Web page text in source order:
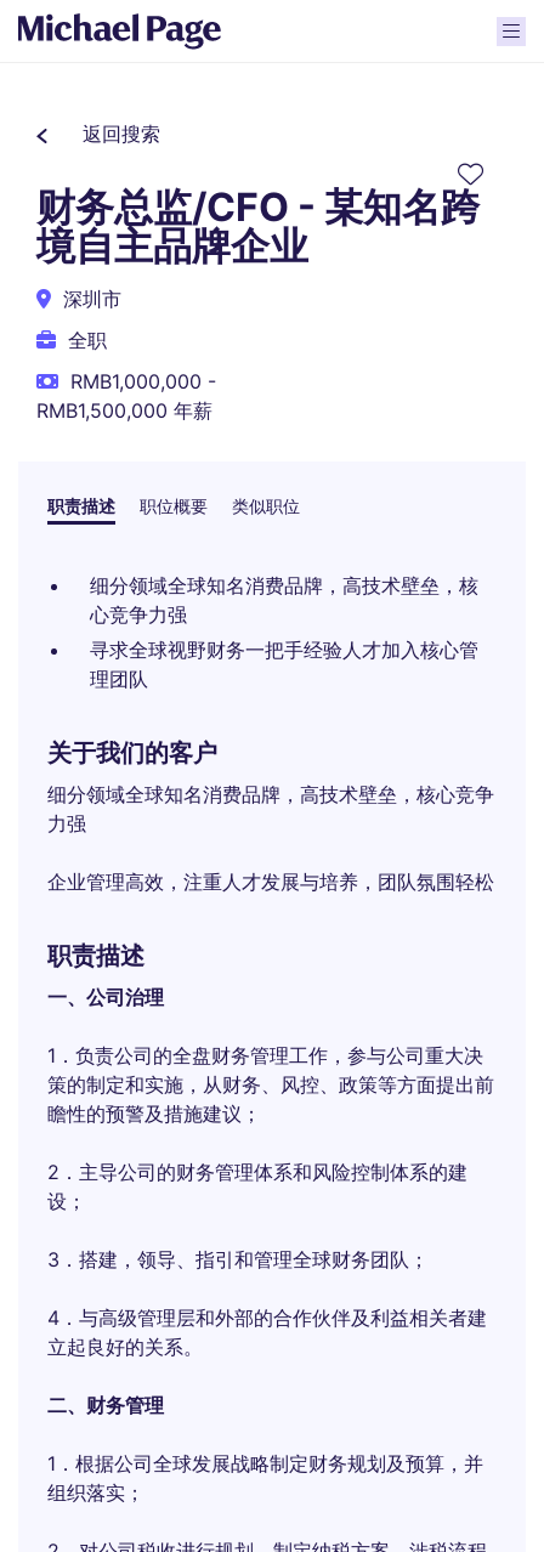
返回搜索
财务总监/CFO - 某知名跨
境自主品牌企业
深圳市
全职
RMB1,000,000 -
RMB1,500,000 年薪
职责描述 职位概要 类似职位
细分领域全球知名消费品牌，高技术壁垒，核
心竞争力强
寻求全球视野财务一把手经验人才加入核心管
理团队
关于我们的客户
细分领域全球知名消费品牌，高技术壁垒，核心竞争
力强
企业管理高效，注重人才发展与培养，团队氛围轻松
职责描述
一、公司治理
1．负责公司的全盘财务管理工作，参与公司重大决
策的制定和实施，从财务、风控、政策等方面提出前
瞻性的预警及措施建议；
2．主导公司的财务管理体系和风险控制体系的建
设；
3．搭建，领导、指引和管理全球财务团队；
4．与高级管理层和外部的合作伙伴及利益相关者建
立起良好的关系。
二、财务管理
1．根据公司全球发展战略制定财务规划及预算，并
组织落实；